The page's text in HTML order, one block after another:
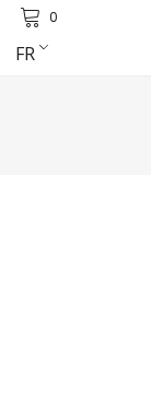
0
FR